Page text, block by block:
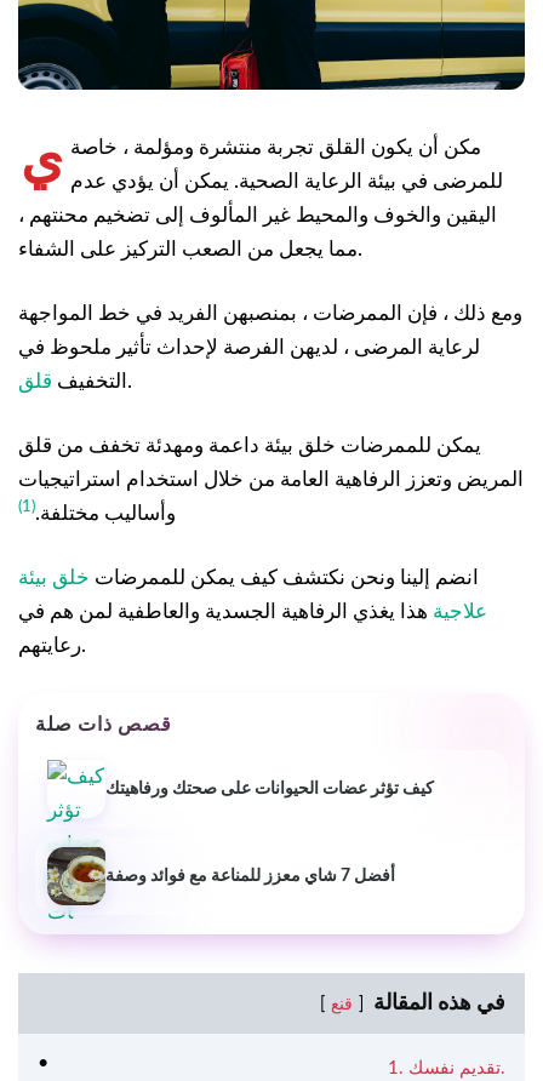
ي مكن أن يكون القلق تجربة منتشرة ومؤلمة ، خاصة
للمرضى في بيئة الرعاية الصحية. يمكن أن يؤدي عدم
اليقين والخوف والمحيط غير المألوف إلى تضخيم محنتهم ،
مما يجعل من الصعب التركيز على الشفاء.
ومع ذلك ، فإن الممرضات ، بمنصبهن الفريد في خط المواجهة
لرعاية المرضى ، لديهن الفرصة لإحداث تأثير ملحوظ في
التخفيف قلق .
يمكن للممرضات خلق بيئة داعمة ومهدئة تخفف من قلق
المريض وتعزز الرفاهية العامة من خلال استخدام استراتيجيات
وأساليب مختلفة.(1)
انضم إلينا ونحن نكتشف كيف يمكن للممرضات خلق بيئة
علاجية هذا يغذي الرفاهية الجسدية والعاطفية لمن هم في
رعايتهم.
قصص ذات صلة
كيف تؤثر عضات الحيوانات على صحتك ورفاهيتك
أفضل 7 شاي معزز للمناعة مع فوائد وصفة
في هذه المقالة قنع
1. تقديم نفسك.